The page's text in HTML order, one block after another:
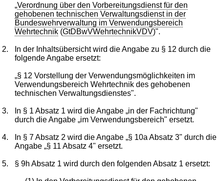
„Verordnung über den Vorbereitungsdienst für den
gehobenen technischen Verwaltungsdienst in der
Bundeswehrverwaltung im Verwendungsbereich
Wehrtechnik (GtDBwVWehrtechnikVDV)".
2.
In der Inhaltsübersicht wird die Angabe zu § 12 durch die
folgende Angabe ersetzt:
„§ 12 Vorstellung der Verwendungsmöglichkeiten im
Verwendungsbereich Wehrtechnik des gehobenen
technischen Verwaltungsdienstes".
3.
In § 1 Absatz 1 wird die Angabe „in der Fachrichtung"
durch die Angabe „im Verwendungsbereich" ersetzt.
4.
In § 7 Absatz 2 wird die Angabe „§ 10a Absatz 3" durch die
Angabe „§ 11 Absatz 4" ersetzt.
5. § 9h Absatz 1 wird durch den folgenden Absatz 1 ersetzt: